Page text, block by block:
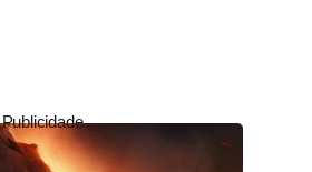
Publicidade